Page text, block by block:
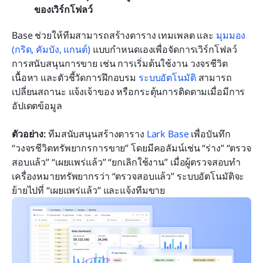
ของเวิร์กโฟลว์
Base ช่วยให้ทีมสามารถสร้างตาราง เทมเพลต และ มุมมอง
(กริด, คัมบัง, แกนต์) แบบกำหนดเองเพื่อจัดการเวิร์กโฟลว์
การสนับสนุนการขาย เช่น การเริ่มต้นใช้งาน วงจรชีวิต
เนื้อหา และตัวชี้วัดการฝึกอบรม ระบบอัตโนมัติ สามารถ
เปลี่ยนสถานะ แจ้งเจ้าของ หรือกระตุ้นการติดตามเมื่อมีการ
อัปเดตข้อมูล
ตัวอย่าง: ทีมสนับสนุนสร้างตาราง Lark Base เพื่อบันทึก
“วงจรชีวิตทรัพยากรการขาย” โดยมีคอลัมน์เช่น “ร่าง” “ตรวจ
สอบแล้ว” “เผยแพร่แล้ว” “ยกเลิกใช้งาน” เมื่อผู้ตรวจสอบทำ
เครื่องหมายทรัพยากรว่า “ตรวจสอบแล้ว” ระบบอัตโนมัติจะ
ย้ายไปที่ “เผยแพร่แล้ว” และแจ้งทีมขาย